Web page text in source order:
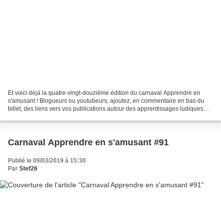
Et voici déjà la quatre-vingt-douzième édition du carnaval Apprendre en
s'amusant ! Blogueurs ou youtubeurs, ajoutez, en commentaire en bas du
billet, des liens vers vos publications autour des apprentissages ludiques
Carnaval Apprendre en s'amusant #91
Publié le 09/03/2019 à 15:30
Par Stef26